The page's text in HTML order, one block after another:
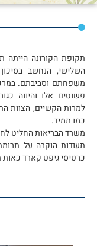
תקופת הקורונה הייתה
השלישי, הנחשב
משפחתם וסביבתם.
פשוטים אלו והיווה
למרות הקשיים, הצוות
כמו תמיד.
משרד הבריאות החליט
תעודות הוקרה על
כרטיסי גיפט קארד